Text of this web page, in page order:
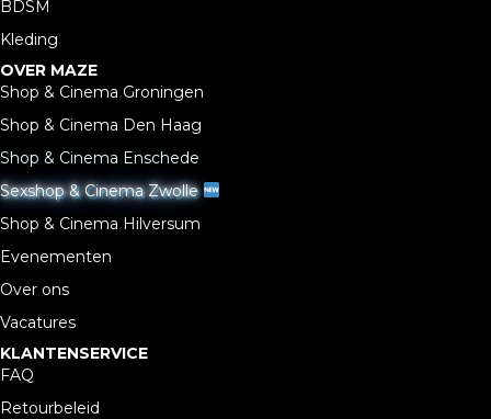
BDSM
Kleding
OVER MAZE
Shop & Cinema Groningen
Shop & Cinema Den Haag
Shop & Cinema Enschede
Sexshop & Cinema Zwolle
Shop & Cinema Hilversum
Evenementen
Over ons
Vacatures
KLANTENSERVICE
FAQ
Retourbeleid